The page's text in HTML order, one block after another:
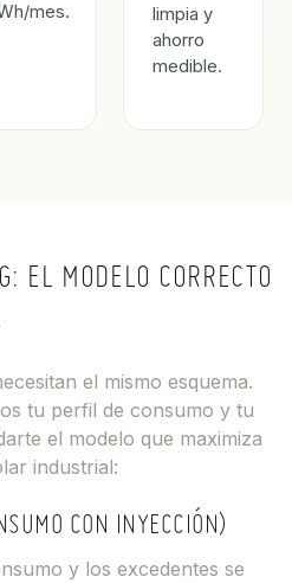
mes.
limpia y
ahorro
medible.
EL MODELO CORRECTO
el mismo esquema.
tu perfil de consumo y tu
el modelo que maximiza
industrial:
CON INYECCIÓN)
y los excedentes se